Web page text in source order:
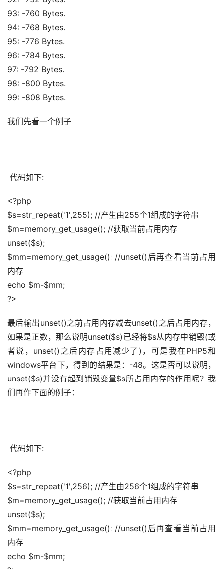
93: -760 Bytes.
94: -768 Bytes.
95: -776 Bytes.
96: -784 Bytes.
97: -792 Bytes.
98: -800 Bytes.
99: -808 Bytes.
我们先看一个例子
代码如下:
<?php
$s=str_repeat('1',255); //产生由255个1组成的字符串
$m=memory_get_usage(); //获取当前占用内存
unset($s);
$mm=memory_get_usage(); //unset()后再查看当前占用
内存
echo $m-$mm;
?>
最后输出unset()之前占用内存减去unset()之后占用内存，
如果是正数，那么说明unset($s)已经将$s从内存中销毁(或
者说，unset()之后内存占用减少了)，可是我在PHP5和
windows平台下，得到的结果是：-48。这是否可以说明，
unset($s)并没有起到销毁变量$s所占用内存的作用呢？我
们再作下面的例子：
代码如下:
<?php
$s=str_repeat('1',256); //产生由256个1组成的字符串
$m=memory_get_usage(); //获取当前占用内存
unset($s);
$mm=memory_get_usage(); //unset()后再查看当前占用
内存
echo $m-$mm;